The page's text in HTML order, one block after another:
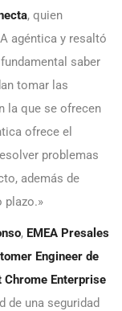
, quien
agéntica y resaltó
saber
tomar las
la que se ofrecen
ofrece el
problemas
además de
plazo.»
, EMEA Presales
Engineer de
Chrome Enterprise
de una seguridad